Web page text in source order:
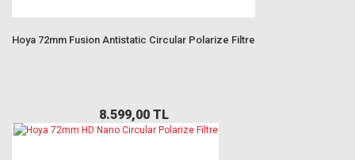
Hoya 72mm Fusion Antistatic Circular Polarize Filtre
8.599,00 TL